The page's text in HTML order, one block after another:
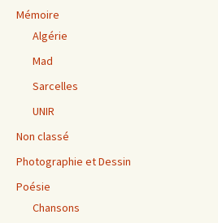
Mémoire
Algérie
Mad
Sarcelles
UNIR
Non classé
Photographie et Dessin
Poésie
Chansons